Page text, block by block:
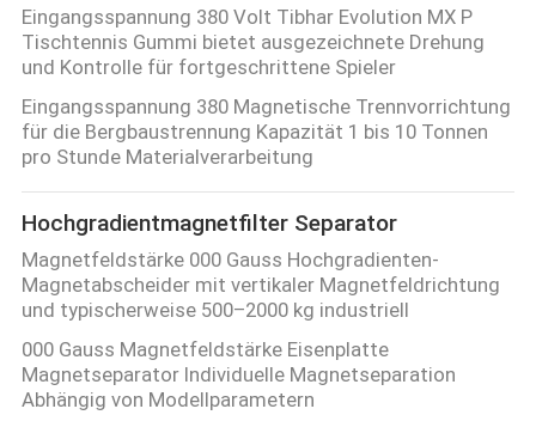
NEUIGKEITEN
UND
WISSEN
FÄLLE
SITEMAP
PRIVACY
POLICY
Eingangsspannung 380 Volt Tibhar Evolution MX P
Tischtennis Gummi bietet ausgezeichnete Drehung
und Kontrolle für fortgeschrittene Spieler
Eingangsspannung 380 Magnetische Trennvorrichtung
für die Bergbaustrennung Kapazität 1 bis 10 Tonnen
pro Stunde Materialverarbeitung
Hochgradientmagnetfilter Separator
Magnetfeldstärke 000 Gauss Hochgradienten-
Magnetabscheider mit vertikaler Magnetfeldrichtung
und typischerweise 500–2000 kg industriell
000 Gauss Magnetfeldstärke Eisenplatte
Magnetseparator Individuelle Magnetseparation
Abhängig von Modellparametern